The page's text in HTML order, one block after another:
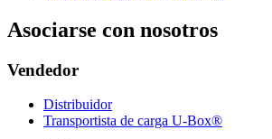
Asociarse con nosotros
Vendedor
Distribuidor
Transportista de carga U-Box®